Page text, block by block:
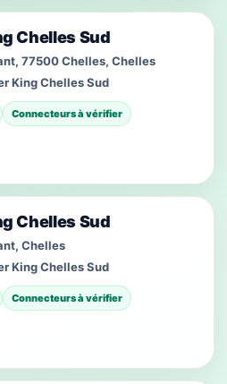
Chelles Sud
77500 Chelles, Chelles
King Chelles Sud
Connecteurs à vérifier
Chelles Sud
Chelles
King Chelles Sud
Connecteurs à vérifier